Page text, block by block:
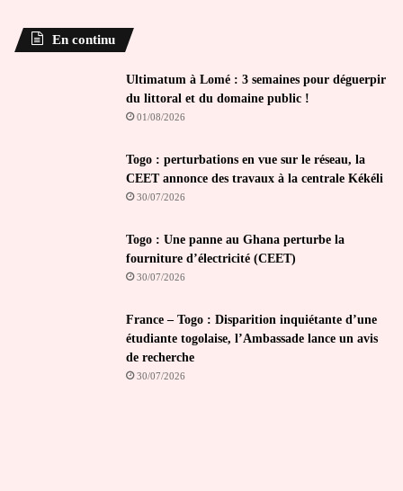
En continu
Ultimatum à Lomé : 3 semaines pour déguerpir
du littoral et du domaine public !
01/08/2026
Togo : perturbations en vue sur le réseau, la
CEET annonce des travaux à la centrale Kékéli
30/07/2026
Togo : Une panne au Ghana perturbe la
fourniture d’électricité (CEET)
30/07/2026
France – Togo : Disparition inquiétante d’une
étudiante togolaise, l’Ambassade lance un avis
de recherche
30/07/2026